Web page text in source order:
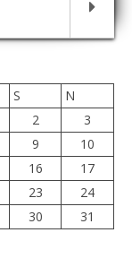
S
N
2
3
9
10
16
17
23
24
30
31